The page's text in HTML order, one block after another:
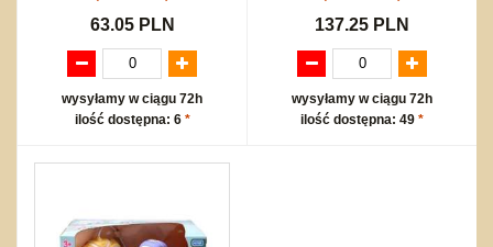
63.05 PLN
wysyłamy w ciągu 72h
ilość dostępna: 6 *
137.25 PLN
wysyłamy w ciągu 72h
ilość dostępna: 49 *